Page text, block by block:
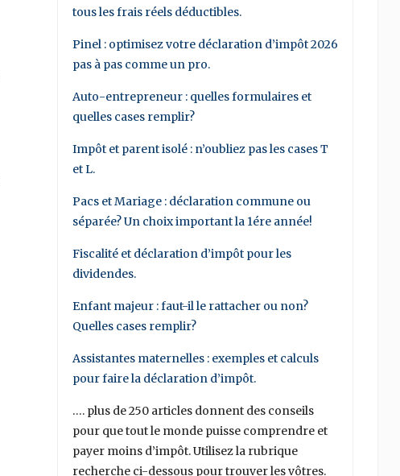
tous les frais réels déductibles.
Pinel : optimisez votre déclaration d’impôt 2026
pas à pas comme un pro.
Auto-entrepreneur : quelles formulaires et
quelles cases remplir?
Impôt et parent isolé : n’oubliez pas les cases T
et L.
Pacs et Mariage : déclaration commune ou
séparée? Un choix important la 1ére année!
Fiscalité et déclaration d’impôt pour les
dividendes.
Enfant majeur : faut-il le rattacher ou non?
Quelles cases remplir?
Assistantes maternelles : exemples et calculs
pour faire la déclaration d’impôt.
…. plus de 250 articles donnent des conseils
pour que tout le monde puisse comprendre et
payer moins d’impôt. Utilisez la rubrique
recherche ci-dessous pour trouver les vôtres.